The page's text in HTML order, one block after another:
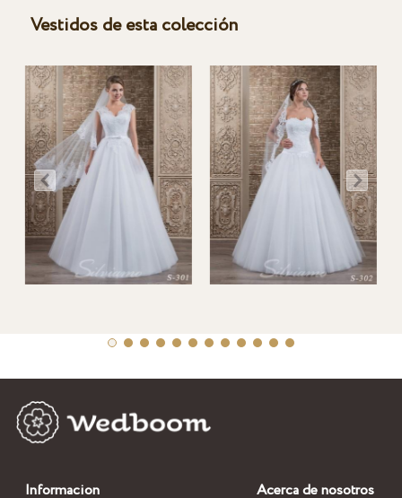
Vestidos de esta colección
Informacion Acerca de nosotros